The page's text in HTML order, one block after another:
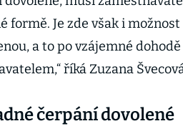
formě. Je zde však i
a to po vzájemné
říká Zuzana
čerpání dovolené